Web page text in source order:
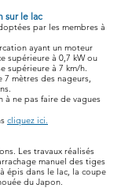
sur le lac
par les membres à
ayant un moteur
supérieure à 0,7 kW ou
supérieure à 7 km/h.
7 mètres des nageurs,
à ne pas faire de vagues
cliquez ici.
Les travaux réalisés
manuel des tiges
épis dans le lac, la coupe
du Japon.